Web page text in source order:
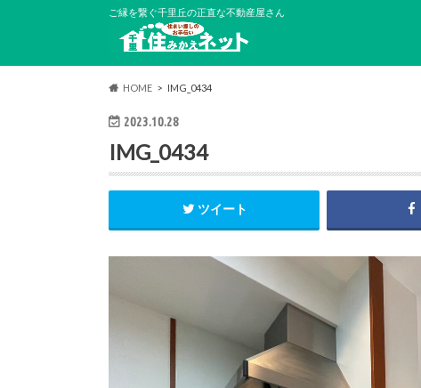
ご縁を繋ぐ千里丘の正直な不動産屋さん
HOME IMG_0434
2023.10.28
IMG_0434
ツイート